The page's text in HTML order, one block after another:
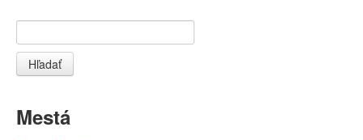
Hľadať
Mestá